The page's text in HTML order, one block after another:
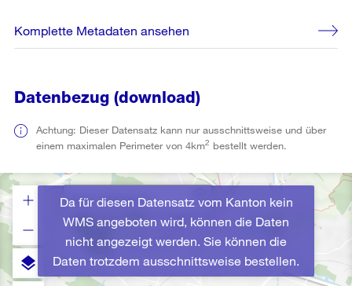
Komplette Metadaten ansehen
Datenbezug (download)
Achtung: Dieser Datensatz kann nur ausschnittsweise und über
einem maximalen Perimeter von 4km2 bestellt werden.
Da für diesen Datensatz vom Kanton kein
WMS angeboten wird, können die Daten
nicht angezeigt werden. Sie können die
Daten trotzdem ausschnittsweise bestellen.
layers